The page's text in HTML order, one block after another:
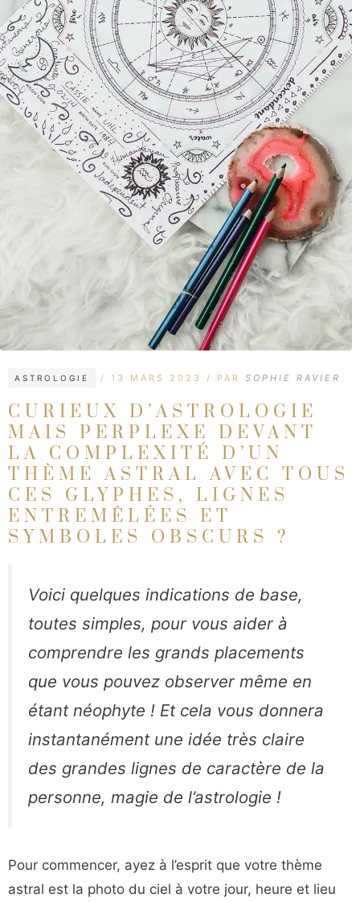
ASTROLOGIE
13 MARS 2023 PAR SOPHIE RAVIER
CURIEUX D’ASTROLOGIE
MAIS PERPLEXE DEVANT
LA COMPLEXITÉ D’UN
THÈME ASTRAL AVEC TOUS
CES GLYPHES, LIGNES
ENTREMÊLÉES ET
SYMBOLES OBSCURS ?
Voici quelques indications de base,
toutes simples, pour vous aider à
comprendre les grands placements
que vous pouvez observer même en
étant néophyte ! Et cela vous donnera
instantanément une idée très claire
des grandes lignes de caractère de la
personne, magie de l’astrologie !
Pour commencer, ayez à l’esprit que votre thème
astral est la photo du ciel à votre jour, heure et lieu